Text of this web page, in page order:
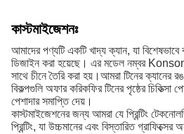
কাস্টমাইজেশনঃ
আমাদের পণ্যটি একটি খাদ্য ক্যান, যা বিশেষভাবে
ডিজাইন করা হয়েছে। এর মডেল নম্বর
সাথে চীনে তৈরি করা হয়।আমরা টিনের ক্যানের
বিকল্পগুলি অফার করিকফির টিনের পৃষ্ঠের
পেশাদার সমাপ্তি দেয়।
কাস্টমাইজেশনের জন্য আমরা যে প্রিন্টিং
প্রিন্টিং, যা উচ্চমানের এবং বিস্তারিত